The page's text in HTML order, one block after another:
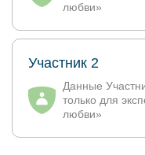
любви»
Участник 2
Данные
только для
любви»